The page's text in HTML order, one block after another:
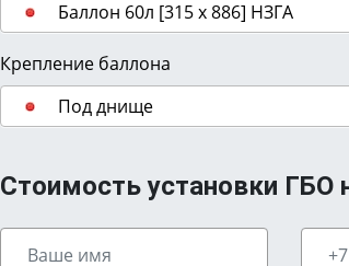
Баллон 60л [315 х 886] НЗГА
Крепление баллона
Под днище
Стоимость установки ГБО